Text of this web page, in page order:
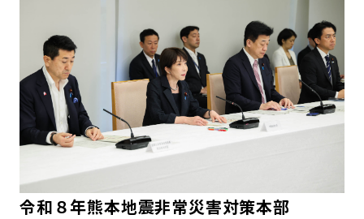
令和８年熊本地震非常災害対策本部